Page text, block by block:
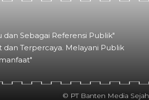
Sebagai Referensi Publik"
dan Terpercaya. Melayani Publik
© PT Banten Media